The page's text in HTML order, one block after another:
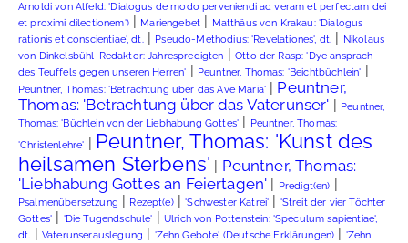
Arnoldi von Alfeld: 'Dialogus de modo perveniendi ad veram et perfectam dei
et proximi dilectionem')| Mariengebet | Matthäus von Krakau: 'Dialogus
rationis et conscientiae', dt.| Pseudo-Methodius: 'Revelationes', dt. | Nikolaus
von Dinkelsbühl-Redaktor: Jahrespredigten |Otto der Rasp: 'Dye ansprach
des Teuffels gegen unseren Herren' | Peuntner, Thomas: 'Beichtbüchlein' |
Peuntner, Thomas: 'Betrachtung über das Ave Maria' | Peuntner,
Thomas: 'Betrachtung über das Vaterunser' | Peuntner,
Thomas: 'Büchlein von der Liebhabung Gottes' | Peuntner, Thomas:
'Christenlehre' | Peuntner, Thomas: 'Kunst des
heilsamen Sterbens' | Peuntner, Thomas:
'Liebhabung Gottes an Feiertagen' | Predigt(en) |
Psalmenübersetzung | Rezept(e)|'Schwester Katrei' | 'Streit der vier Töchter
Gottes' | 'Die Tugendschule' | Ulrich von Pottenstein: 'Speculum sapientiae',
dt. | Vaterunserauslegung | 'Zehn Gebote' (Deutsche Erklärungen) | 'Zehn